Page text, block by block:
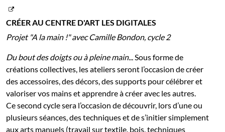
CRÉER AU CENTRE D'ART LES DIGITALES
Projet "A la main !" avec Camille Bondon, cycle 2
Du bout des doigts ou à pleine main...Sous forme de
créations collectives, les ateliers seront l’occasion de créer
des accessoires, des décors, des supports pour célébrer et
valoriser vos mains et apprendre à créer avec les autres.
Ce second cycle sera l’occasion de découvrir, lors d’une ou
plusieurs séances, des techniques et de s’initier simplement
aux arts manuels (travail sur textile, bois, techniques